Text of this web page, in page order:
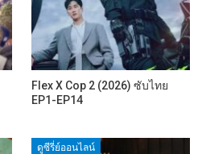
Flex X Cop 2 (2026) ซับไทย
EP1-EP14
ดูซีรี่ย์ออนไลน์